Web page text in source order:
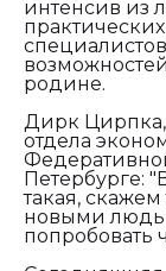
интенсив из
родине.
Дирк Цирпка,
отдела
Петербурге:
такая,
новыми
попробовать